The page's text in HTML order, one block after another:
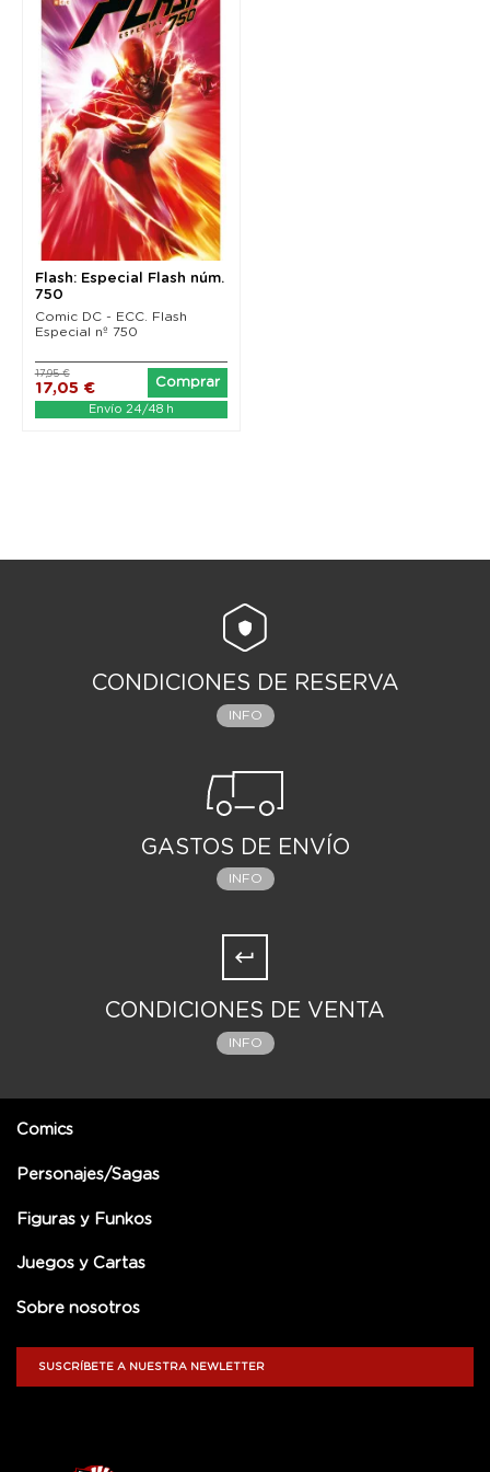
Flash: Especial Flash núm.
750
Comic DC - ECC. Flash
Especial nº 750
17,05 €
17,95 €
Comprar
Envío 24/48 h
CONDICIONES DE RESERVA
INFO
GASTOS DE ENVÍO
INFO
CONDICIONES DE VENTA
INFO
Comics
Personajes/Sagas
Figuras y Funkos
Juegos y Cartas
Sobre nosotros
SUSCRÍBETE A NUESTRA NEWLETTER